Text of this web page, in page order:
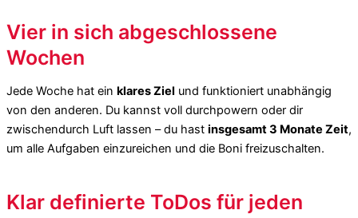
Vier in sich abgeschlossene
Wochen
Jede Woche hat ein klares Ziel und funktioniert unabhängig
von den anderen. Du kannst voll durchpowern oder dir
zwischendurch Luft lassen – du hast insgesamt 3 Monate Zeit,
um alle Aufgaben einzureichen und die Boni freizuschalten.
Klar definierte ToDos für jeden